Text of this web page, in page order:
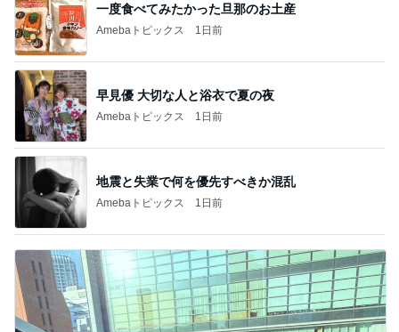
一度食べてみたかった旦那のお土産
Amebaトピックス 1日前
早見優 大切な人と浴衣で夏の夜
Amebaトピックス 1日前
地震と失業で何を優先すべきか混乱
Amebaトピックス 1日前